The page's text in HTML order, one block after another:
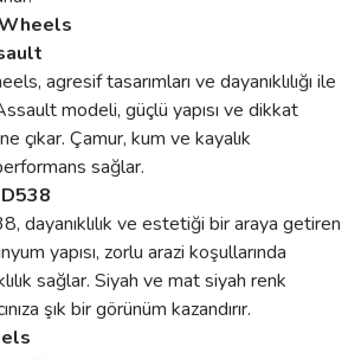
agresif tasarımları ve dayanıklılığı ile
modeli, güçlü yapısı ve dikkat
çıkar. Çamur, kum ve kayalık
sağlar.
dayanıklılık ve estetiği bir araya getiren
yapısı, zorlu arazi koşullarında
sağlar. Siyah ve mat siyah renk
şık bir görünüm kazandırır.